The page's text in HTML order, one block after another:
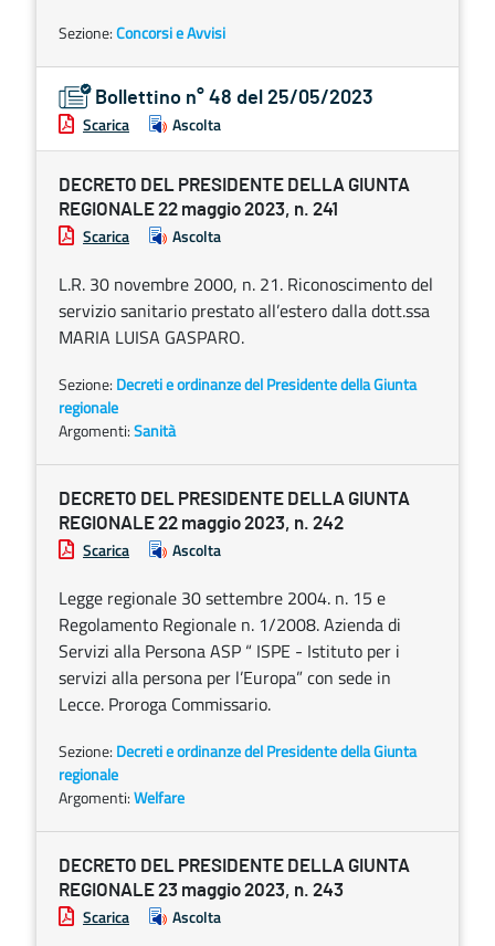
Sezione:Concorsi e Avvisi
Bollettino n° 48 del 25/05/2023
Scarica Ascolta
DECRETO DEL PRESIDENTE DELLA GIUNTA
REGIONALE 22 maggio 2023, n. 241
Scarica Ascolta
L.R. 30 novembre 2000, n. 21. Riconoscimento del
servizio sanitario prestato all’estero dalla dott.ssa
MARIA LUISA GASPARO.
Sezione: Decreti e ordinanze del Presidente della Giunta
regionale
Argomenti:Sanità
DECRETO DEL PRESIDENTE DELLA GIUNTA
REGIONALE 22 maggio 2023, n. 242
Scarica Ascolta
Legge regionale 30 settembre 2004. n. 15 e
Regolamento Regionale n. 1/2008. Azienda di
Servizi alla Persona ASP “ ISPE - Istituto per i
servizi alla persona per l’Europa” con sede in
Lecce. Proroga Commissario.
Sezione: Decreti e ordinanze del Presidente della Giunta
regionale
Argomenti:Welfare
DECRETO DEL PRESIDENTE DELLA GIUNTA
REGIONALE 23 maggio 2023, n. 243
Scarica Ascolta